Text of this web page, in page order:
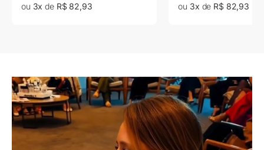
ou 3x de R$ 82,93 ou 3x de R$ 82,93